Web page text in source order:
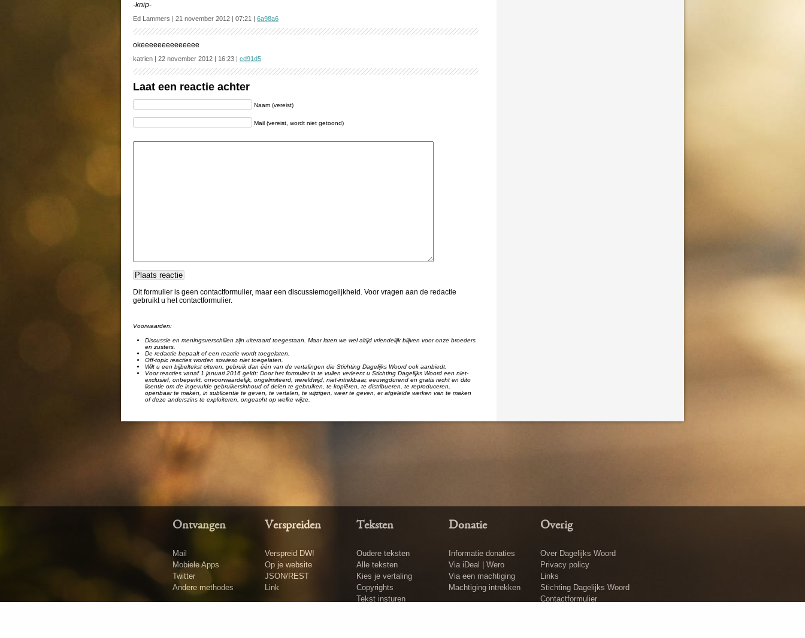
-knip-
Ed Lammers | 21 november 2012 | 07:21 | 6a98a6
okeeeeeeeeeeeeee
katrien | 22 november 2012 | 16:23 | cd91d5
Laat een reactie achter
Naam (vereist)
Mail (vereist, wordt niet getoond)
Dit formulier is geen contactformulier, maar een discussiemogelijkheid. Voor vragen aan de redactie
gebruikt u het contactformulier.
Voorwaarden:
Discussie en meningsverschillen zijn uiteraard toegestaan. Maar laten we wel altijd vriendelijk blijven voor onze broeders
en zusters.
De redactie bepaalt of een reactie wordt toegelaten.
Off-topic reacties worden sowieso niet toegelaten.
Wilt u een bijbeltekst citeren, gebruik dan één van de vertalingen die Stichting Dagelijks Woord ook aanbiedt.
Voor reacties vanaf 1 januari 2016 geldt: Door het formulier in te vullen verleent u Stichting Dagelijks Woord een niet-
exclusief, onbeperkt, onvoorwaardelijk, ongelimiteerd, wereldwijd, niet-intrekbaar, eeuwigdurend en gratis recht en dito
licentie om de ingevulde gebruikersinhoud of delen te gebruiken, te kopiëren, te distribueren, te reproduceren,
openbaar te maken, in sublicentie te geven, te vertalen, te wijzigen, weer te geven, er afgeleide werken van te maken
of deze anderszins te exploiteren, ongeacht op welke wijze.
Ontvangen
Mail
Mobiele Apps
Twitter
Andere methodes
Verspreiden
Verspreid DW!
Op je website
JSON/REST
Link
Teksten
Oudere teksten
Alle teksten
Kies je vertaling
Copyrights
Tekst insturen
Donatie
Informatie donaties
Via iDeal | Wero
Via een machtiging
Machtiging intrekken
Overig
Over Dagelijks Woord
Privacy policy
Links
Stichting Dagelijks Woord
Contactformulier